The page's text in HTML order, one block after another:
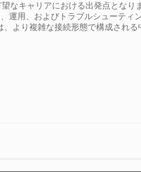
なキャリアにおける出発点とな
用、およびトラブルシューティ
より複雑な接続形態で構成され